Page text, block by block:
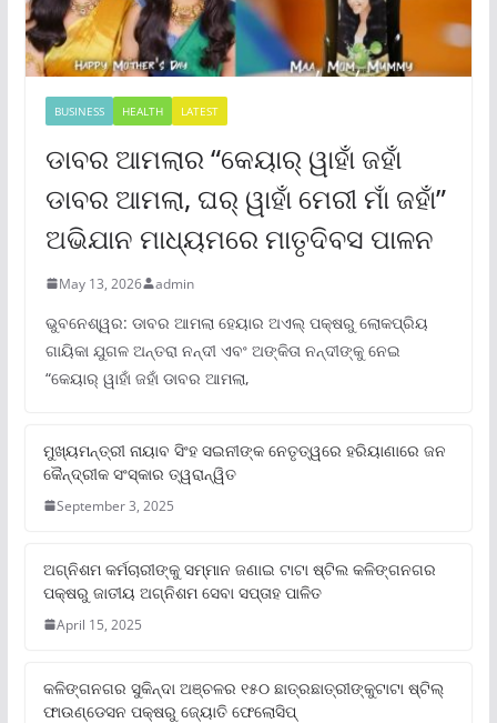
BUSINESS HEALTH LATEST
ଡାବର ଆମଲାର “କେୟାର୍ ୱାହାଁ ଜହାଁ
ଡାବର ଆମଲା, ଘର୍ ୱାହାଁ ମେରୀ ମାଁ ଜହାଁ”
ଅଭିଯାନ ମାଧ୍ୟମରେ ମାତୃଦିବସ ପାଳନ
May 13, 2026 admin
ଭୁବନେଶ୍ୱର: ଡାବର ଆମଲା ହେୟାର ଅଏଲ୍ ପକ୍ଷରୁ ଲୋକପ୍ରିୟ
ଗାୟିକା ଯୁଗଳ ଅନ୍ତରା ନନ୍ଦୀ ଏବଂ ଅଙ୍କିତା ନନ୍ଦୀଙ୍କୁ ନେଇ
“କେୟାର୍ ୱାହାଁ ଜହାଁ ଡାବର ଆମଲା,
ମୁଖ୍ୟମନ୍ତ୍ରୀ ନାୟାବ ସିଂହ ସଇନୀଙ୍କ ନେତୃତ୍ୱରେ ହରିୟାଣାରେ ଜନ
କୈନ୍ଦ୍ରୀକ ସଂସ୍କାର ତ୍ୱରାନ୍ୱିତ
September 3, 2025
ଅଗ୍ନିଶମ କର୍ମଚାରୀଙ୍କୁ ସମ୍ମାନ ଜଣାଇ ଟାଟା ଷ୍ଟିଲ କଳିଙ୍ଗନଗର
ପକ୍ଷରୁ ଜାତୀୟ ଅଗ୍ନିଶମ ସେବା ସପ୍ତାହ ପାଳିତ
April 15, 2025
କଳିଙ୍ଗନଗର ସୁକିନ୍ଦା ଅଞ୍ଚଳର ୧୫୦ ଛାତ୍ରଛାତ୍ରୀଙ୍କୁଟାଟା ଷ୍ଟିଲ୍
ଫାଉଣ୍ଡେସନ ପକ୍ଷରୁ ଜ୍ୟୋତି ଫେଲୋସିପ୍‌